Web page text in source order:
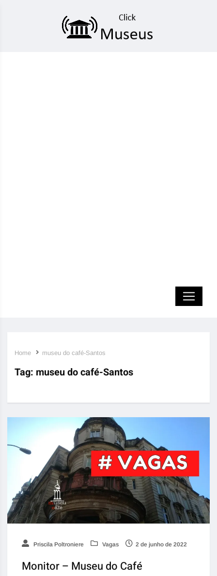
Home museu do café-Santos
Tag: museu do café-Santos
Priscila Poltroniere Vagas 2 de junho de 2022
Monitor – Museu do Café